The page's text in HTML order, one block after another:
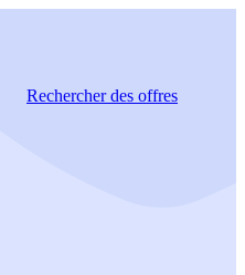
Rechercherdes offres